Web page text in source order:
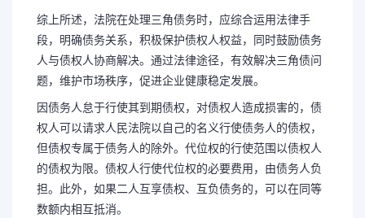
综上所述，法院在处理三角债务时，应综合运用法律手
段，明确债务关系，积极保护债权人权益，同时鼓励债务
人与债权人协商解决。通过法律途径，有效解决三角债问
题，维护市场秩序，促进企业健康稳定发展。
因债务人怠于行使其到期债权，对债权人造成损害的，债
权人可以请求人民法院以自己的名义行使债务人的债权，
但债权专属于债务人的除外。代位权的行使范围以债权人
的债权为限。债权人行使代位权的必要费用，由债务人负
担。此外，如果二人互享债权、互负债务的，可以在同等
数额内相互抵消。